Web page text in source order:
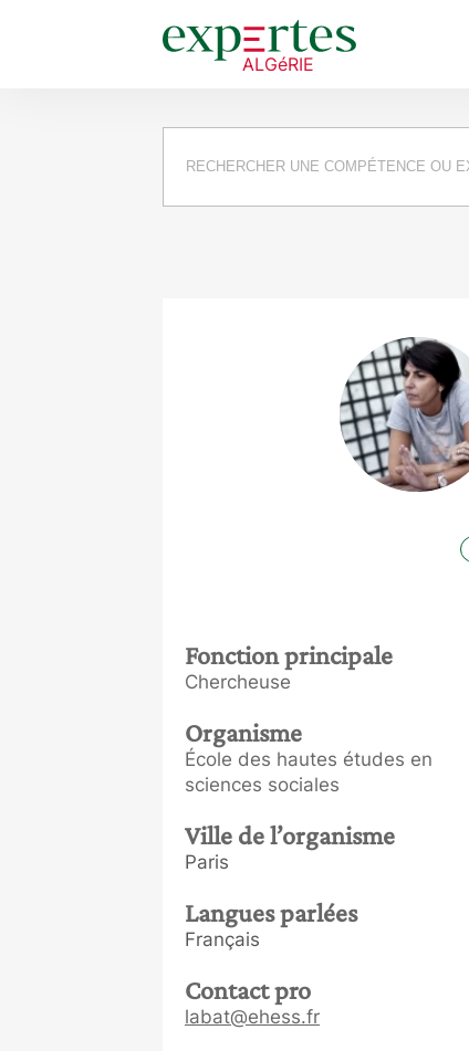
Requête
Fonction principale
Chercheuse
Organisme
École des hautes études en
sciences sociales
Ville de l’organisme
Paris
Langues parlées
Français
Contact pro
labat@ehess.fr